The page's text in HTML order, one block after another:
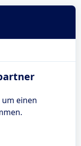
um einen